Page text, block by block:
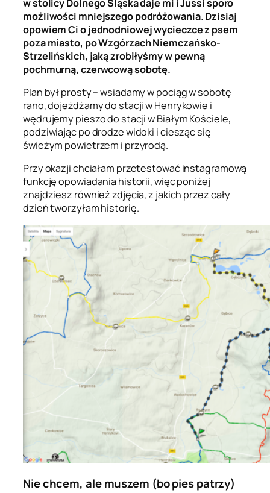
w stolicy Dolnego Śląska daje mi i Jussi sporo
możliwości mniejszego podróżowania. Dzisiaj
opowiem Ci o jednodniowej wycieczce z psem
poza miasto, po Wzgórzach Niemczańsko-
Strzelińskich, jaką zrobiłyśmy w pewną
pochmurną, czerwcową sobotę.
Plan był prosty – wsiadamy w pociąg w sobotę
rano, dojeżdżamy do stacji w Henrykowie i
wędrujemy pieszo do stacji w Białym Kościele,
podziwiając po drodze widoki i ciesząc się
świeżym powietrzem i przyrodą.
Przy okazji chciałam przetestować instagramową
funkcję opowiadania historii, więc poniżej
znajdziesz również zdjęcia, z jakich przez cały
dzień tworzyłam historię.
Nie chcem, ale muszem (bo pies patrzy)